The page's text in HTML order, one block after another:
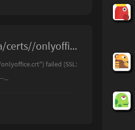
nginx: [emerg] PEM_read_bio_X509_AUX("/var/www/onlyoffice/Data/certs//onlyoffice.crt") failed (SSL: error:0906D06C:PEM routines:PE
failed (SSL:
...
e
s